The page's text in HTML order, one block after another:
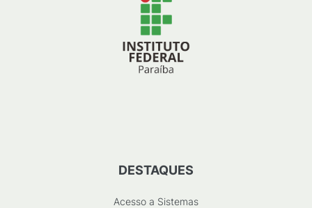
DESTAQUES
Acesso a Sistemas